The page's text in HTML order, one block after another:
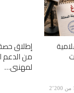
إطلاق
من الدعم
لمهنيي…